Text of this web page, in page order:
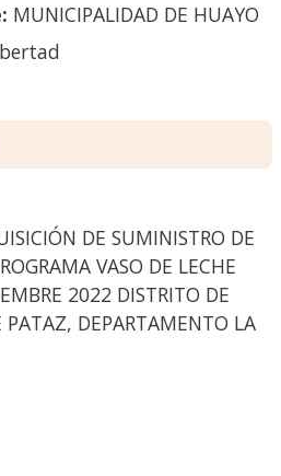
MUNICIPALIDAD DE HUAYO
DE SUMINISTRO DE
VASO DE LECHE
2022 DISTRITO DE
PATAZ, DEPARTAMENTO LA